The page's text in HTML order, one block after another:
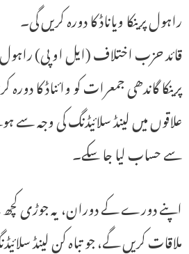
راہول پرینکا ویاناڈ کا دورہ کریں گی۔
قائد حزب اختلاف (ایل او پی) راہول
پرینکا گاندھی جمعرات کو وائناڈ کا
علاقوں میں لینڈ سلائیڈنگ کی وجہ سے
سے حساب لیا جا سکے۔
اپنے دورے کے دوران، یہ جوڑی
ملاقات کریں گے، جو تباہ کن لینڈ